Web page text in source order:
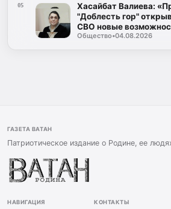
05
Хасайбат Валиева:
"Доблесть гор"
СВО новые
Дагестану»
Общество•04.08.2026
ГАЗЕТА ВАТАН
Патриотическое издание о Родине, ее
НАВИГАЦИЯ КОНТАКТЫ